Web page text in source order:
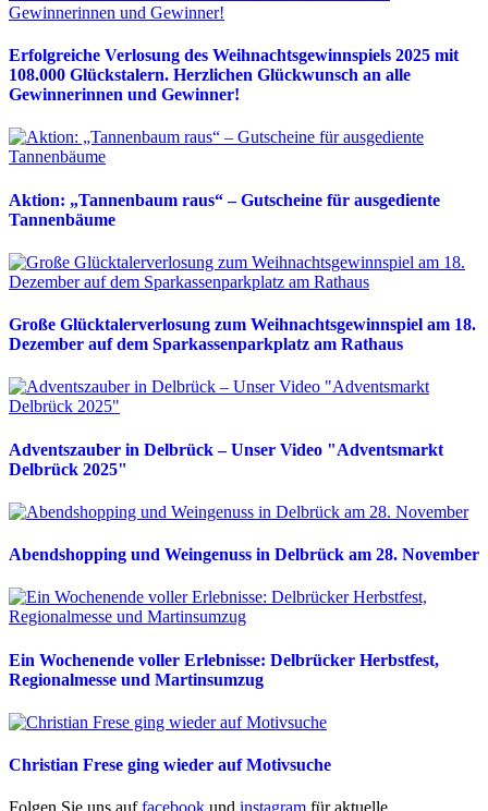
Erfolgreiche Verlosung des Weihnachtsgewinnspiels 2025 mit
108.000 Glückstalern. Herzlichen Glückwunsch an alle
Gewinnerinnen und Gewinner!
Aktion: „Tannenbaum raus“ – Gutscheine für ausgediente
Tannenbäume
Große Glücktalerverlosung zum Weihnachtsgewinnspiel am 18.
Dezember auf dem Sparkassenparkplatz am Rathaus
Adventszauber in Delbrück – Unser Video "Adventsmarkt
Delbrück 2025"
Abendshopping und Weingenuss in Delbrück am 28. November
Ein Wochenende voller Erlebnisse: Delbrücker Herbstfest,
Regionalmesse und Martinsumzug
Christian Frese ging wieder auf Motivsuche